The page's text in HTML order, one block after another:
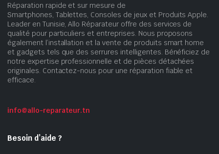
Réparation rapide et sur mesure de
Smartphones, Tablettes, Consoles de jeux et Produits Apple.
Leader en Tunisie, Allo Réparateur offre des services de
qualité pour particuliers et entreprises. Nous proposons
également l’installation et la vente de produits smart home
et gadgets tels que des serrures intelligentes. Bénéficiez de
notre expertise professionnelle et de pièces détachées
originales. Contactez-nous pour une réparation fiable et
efficace.
info@allo-reparateur.tn
Besoin d’aide ?